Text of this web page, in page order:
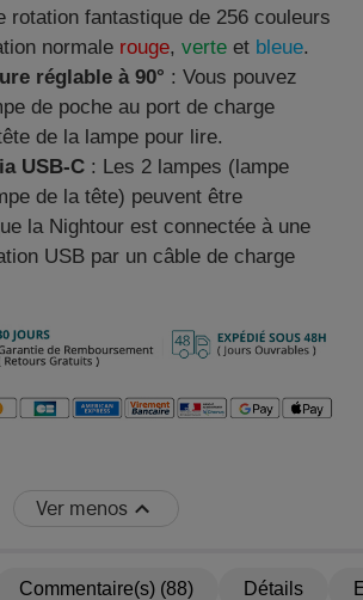
rotation fantastique de 256 couleurs
normale rouge, verte et bleue.
réglable à 90° : Vous pouvez
de poche au port de charge
de la lampe pour lire.
USB-C : Les 2 lampes (lampe
de la tête) peuvent être
la Nightour est connectée à une
USB par un câble de charge
Ver menos
Commentaire(s) (88) Détails